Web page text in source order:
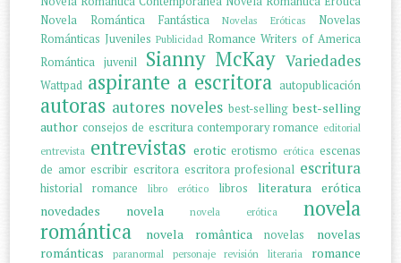
Novela Romántica Fantástica
Novelas Eróticas
Novelas
Románticas Juveniles Publicidad Romance Writers of America
Romántica juvenil
Sianny McKay Variedades
Wattpad aspirante a escritora autopublicación
autoras autores noveles best-selling best-selling
author consejos de escritura contemporary romance editorial
entrevista entrevistas erotic erotismo erótica escenas
de amor escribir escritora escritora profesional escritura
historial romance libro erótico libros
literatura erótica
novedades
novela novela erótica
novela
romántica
novela romântica novelas
novelas
románticas
paranormal personaje revisión literaria romance